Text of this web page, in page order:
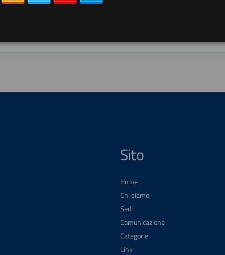
Sito
Home
Chi siamo
Sedi
Comunicazione
Categorie
Link